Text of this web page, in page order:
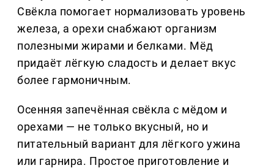
Свёкла помогает нормализовать уровень
железа, а орехи снабжают организм
полезными жирами и белками. Мёд
придаёт лёгкую сладость и делает вкус
более гармоничным.
Осенняя запечённая свёкла с мёдом и
орехами — не только вкусный, но и
питательный вариант для лёгкого ужина
или гарнира. Простое приготовление и